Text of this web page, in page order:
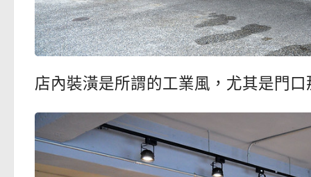
店內裝潢是所謂的工業風，尤其是門